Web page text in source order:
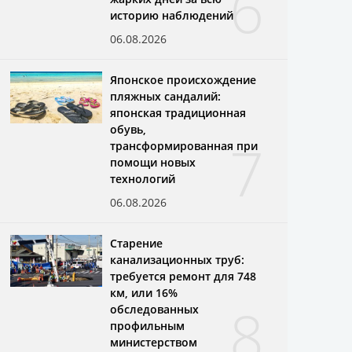
историю наблюдений
06.08.2026
7
Японское происхождение
пляжных сандалий:
японская традиционная
обувь,
трансформированная при
помощи новых
технологий
06.08.2026
Старение
канализационных труб:
требуется ремонт для 748
км, или 16%
обследованных
профильным
министерством